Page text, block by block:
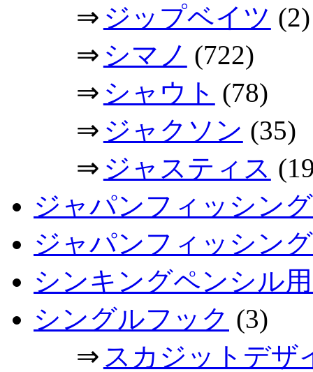
⇒ ジップベイツ (2)
⇒ シマノ (722)
⇒ シャウト (78)
⇒ ジャクソン (35)
⇒ ジャスティス
ジャパンフィッシン
ジャパンフィッシン
シンキングペンシル
シングルフック (3)
⇒ スカジットデザ